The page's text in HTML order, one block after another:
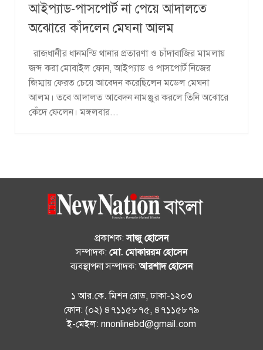
আইপ্যাড-পাসপোর্ট না পেয়ে আদালতে
অঝোরে কাঁদলেন মেঘনা আলম
রাজধানীর ধানমন্ডি থানার প্রতারণা ও চাঁদাবাজির মামলায়
জব্দ করা মোবাইল ফোন, আইপ্যাড ও পাসপোর্ট নিজের
জিম্মায় ফেরত চেয়ে আবেদন করেছিলেন মডেল মেঘনা
আলম। তবে আদালত আবেদন নামঞ্জুর করলে তিনি অঝোরে
কেঁদে ফেলেন। মঙ্গলবার...
প্রকাশক:সাজু হোসেন
সম্পাদক: মো. মোকাররম হোসেন
ব্যবস্থাপনা সম্পাদক:আরশাদ হোসেন
১ আর.কে. মিশন রোড, ঢাকা-১২০৩
ফোন: (০২) ৪৭১১৫৮৭৫, ৪৭১১৫৮৭৯
ই-মেইল: nnonlinebd@gmail.com